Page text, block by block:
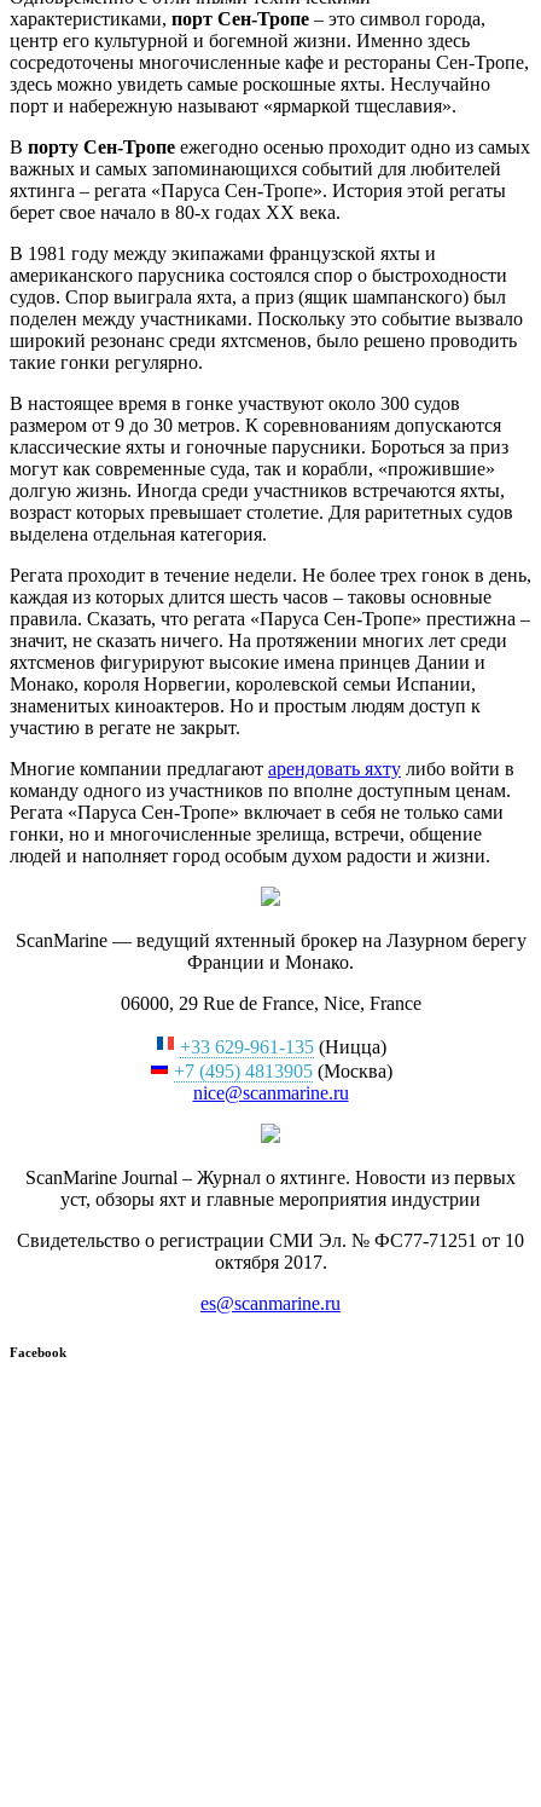
характеристиками, порт Сен-Тропе – это символ города,
центр его культурной и богемной жизни. Именно здесь
сосредоточены многочисленные кафе и рестораны Сен-Тропе,
здесь можно увидеть самые роскошные яхты. Неслучайно
порт и набережную называют «ярмаркой тщеславия».
В порту Сен-Тропе ежегодно осенью проходит одно из самых
важных и самых запоминающихся событий для любителей
яхтинга – регата «Паруса Сен-Тропе». История этой регаты
берет свое начало в 80-х годах XX века.
В 1981 году между экипажами французской яхты и
американского парусника состоялся спор о быстроходности
судов. Спор выиграла яхта, а приз (ящик шампанского) был
поделен между участниками. Поскольку это событие вызвало
широкий резонанс среди яхтсменов, было решено проводить
такие гонки регулярно.
В настоящее время в гонке участвуют около 300 судов
размером от 9 до 30 метров. К соревнованиям допускаются
классические яхты и гоночные парусники. Бороться за приз
могут как современные суда, так и корабли, «прожившие»
долгую жизнь. Иногда среди участников встречаются яхты,
возраст которых превышает столетие. Для раритетных судов
выделена отдельная категория.
Регата проходит в течение недели. Не более трех гонок в день,
каждая из которых длится шесть часов – таковы основные
правила. Сказать, что регата «Паруса Сен-Тропе» престижна –
значит, не сказать ничего. На протяжении многих лет среди
яхтсменов фигурируют высокие имена принцев Дании и
Монако, короля Норвегии, королевской семьи Испании,
знаменитых киноактеров. Но и простым людям доступ к
участию в регате не закрыт.
Многие компании предлагают арендовать яхту либо войти в
команду одного из участников по вполне доступным ценам.
Регата «Паруса Сен-Тропе» включает в себя не только сами
гонки, но и многочисленные зрелища, встречи, общение
людей и наполняет город особым духом радости и жизни.
ScanMarine — ведущий яхтенный брокер на Лазурном берегу
Франции и Монако.
06000, 29 Rue de France, Nice, France
+33 629-961-135(Ницца)
+7 (495) 4813905(Москва)
nice@scanmarine.ru
ScanMarine Journal – Журнал о яхтинге. Новости из первых
уст, обзоры яхт и главные мероприятия индустрии
Свидетельство о регистрации СМИ Эл. № ФС77-71251 от 10
октября 2017.
es@scanmarine.ru
Facebook